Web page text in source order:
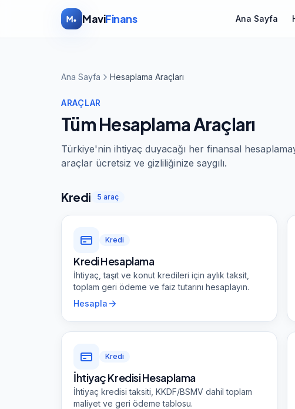
MaviFinans Ana Sayfa
Ana Sayfa Hesaplama Araçları
ARAÇLAR
Tüm Hesaplama Araçları
Türkiye'nin ihtiyaç duyacağı her finansal
araçlar ücretsiz ve gizliliğinize saygılı.
Kredi 5 araç
Kredi
Kredi Hesaplama
İhtiyaç, taşıt ve konut kredileri için aylık taksit,
toplam geri ödeme ve faiz tutarını hesaplayın.
Hesapla
Kredi
İhtiyaç Kredisi Hesaplama
İhtiyaç kredisi taksiti, KKDF/BSMV dahil toplam
maliyet ve geri ödeme tablosu.